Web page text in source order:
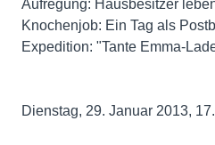
Aufregung: Hausbesitzer
Knochenjob: Ein Tag als
Expedition: "Tante Emma-
Dienstag, 29. Januar 2013,